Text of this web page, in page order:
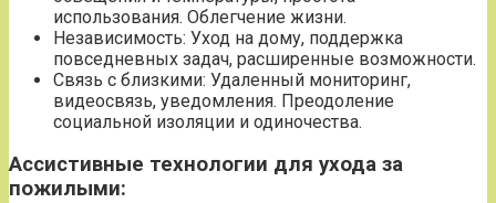
использования. Облегчение жизни.
Независимость: Уход на дому, поддержка
повседневных задач, расширенные возможности.
Связь с близкими: Удаленный мониторинг,
видеосвязь, уведомления. Преодоление
социальной изоляции и одиночества.
Ассистивные технологии для ухода за
пожилыми: